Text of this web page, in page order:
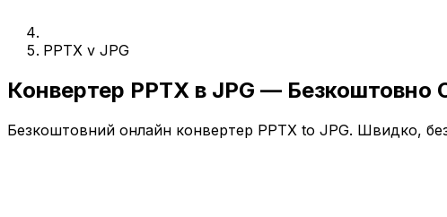
PPTX v JPG
Конвертер PPTX в JPG — Безкоштовно
Безкоштовний онлайн конвертер PPTX to JPG. Швидко,